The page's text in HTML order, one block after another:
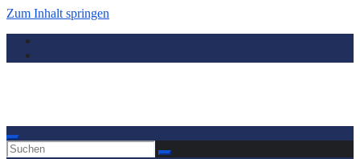
Zum Inhalt springen